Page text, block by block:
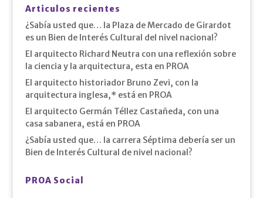
Articulos recientes
¿Sabía usted que… la Plaza de Mercado de Girardot
es un Bien de Interés Cultural del nivel nacional?
El arquitecto Richard Neutra con una reflexión sobre
la ciencia y la arquitectura, esta en PROA
El arquitecto historiador Bruno Zevi, con la
arquitectura inglesa,* está en PROA
El arquitecto Germán Téllez Castañeda, con una
casa sabanera, está en PROA
¿Sabía usted que… la carrera Séptima debería ser un
Bien de Interés Cultural de nivel nacional?
PROA Social